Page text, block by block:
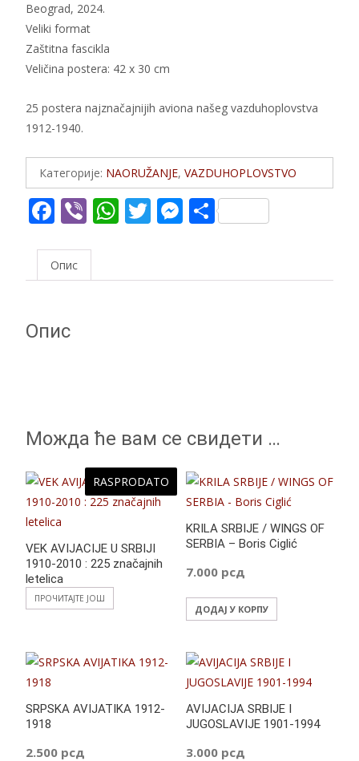
Beograd, 2024.
Veliki format
Zaštitna fascikla
Veličina postera: 42 x 30 cm
25 postera najznačajnijih aviona našeg vazduhoplovstva
1912-1940.
Категорије: NAORUŽANJE, VAZDUHOPLOVSTVO
F
e
b
o
Vi
er
W
s
T
er
M
e
S
e
Опис
Опис
Можда ће вам се свидети …
RASPRODATO
VEK AVIJACIJE U SRBIJI
1910-2010 : 225 značajnih
letelica
ПРОЧИТАЈТЕ ЈОШ
KRILA SRBIJE / WINGS OF
SERBIA – Boris Ciglić
7.000 рсд
ДОДАЈ У КОРПУ
SRPSKA AVIJATIKA 1912-
1918
2.500 рсд
AVIJACIJA SRBIJE I
JUGOSLAVIJE 1901-1994
3.000 рсд